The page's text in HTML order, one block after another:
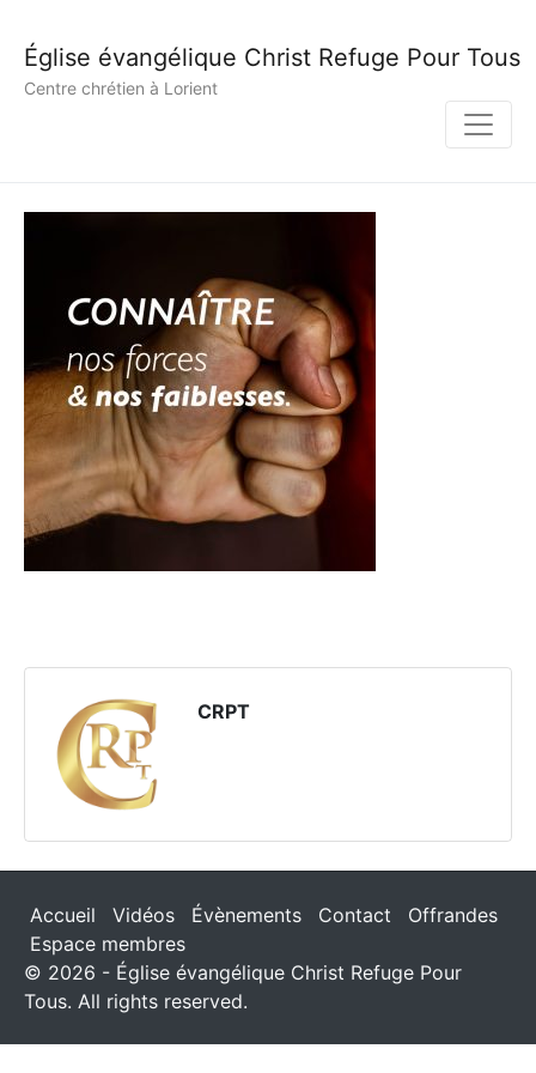
Église évangélique Christ Refuge Pour Tous
Centre chrétien à Lorient
CRPT
Accueil Vidéos Évènements Contact
Offrandes
Espace membres
© 2026 - Église évangélique Christ Refuge Pour
Tous. All rights reserved.